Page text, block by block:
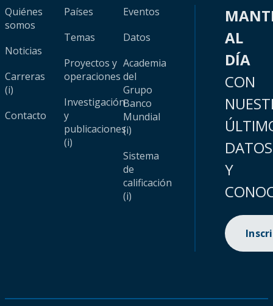
Quiénes
somos
Noticias
Carreras
(i)
Contacto
Países
Temas
Proyectos y
operaciones
Investigación
y
publicaciones
(i)
Eventos
Datos
Academia
del
Grupo
Banco
Mundial
(i)
Sistema
de
calificación
(i)
AL
DÍA
CON
DATOS
Y